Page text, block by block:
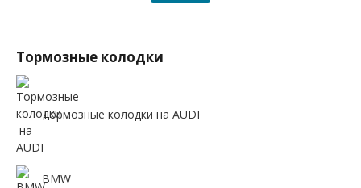
Тормозные колодки
Тормозные колодки на AUDI
BMW